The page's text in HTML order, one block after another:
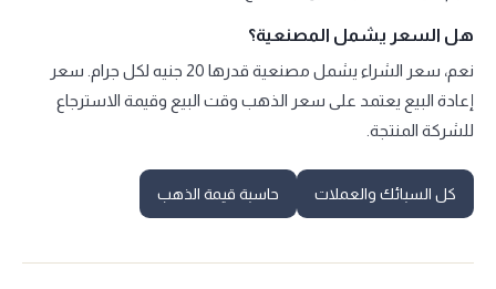
هل السعر يشمل المصنعية؟
نعم، سعر الشراء يشمل مصنعية قدرها 20 جنيه لكل جرام. سعر
إعادة البيع يعتمد على سعر الذهب وقت البيع وقيمة الاسترجاع
للشركة المنتجة.
كل السبائك والعملات حاسبة قيمة الذهب